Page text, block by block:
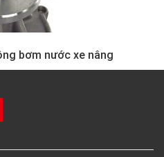
bơm nước xe nâng